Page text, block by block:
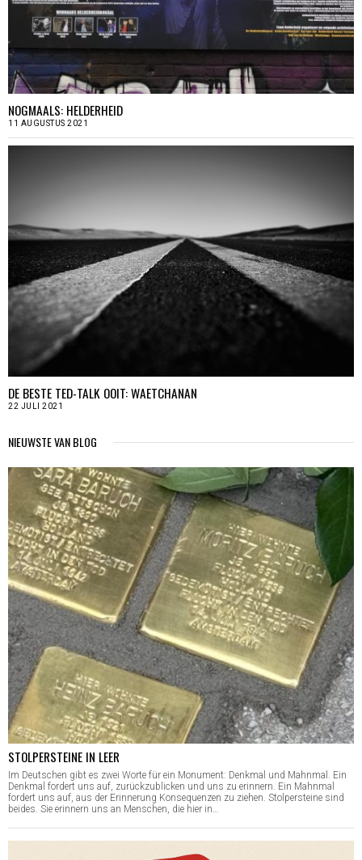
NOGMAALS: HELDERHEID
11 AUGUSTUS 2021
DE BESTE TED-TALK OOIT: WAETCHANAN
22 JULI 2021
NIEUWSTE VAN BLOG
STOLPERSTEINE IN LEER
Im Deutschen gibt es zwei Worte für ein Monument: Denkmal und Mahnmal. Ein
Denkmal fordert uns auf, zurückzublicken und uns zu erinnern. Ein Mahnmal
fordert uns auf, aus der Erinnerung Konsequenzen zu ziehen. Stolpersteine sind
beides. Sie erinnern uns an Menschen, die hier in…